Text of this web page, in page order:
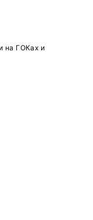
на ГОКах и